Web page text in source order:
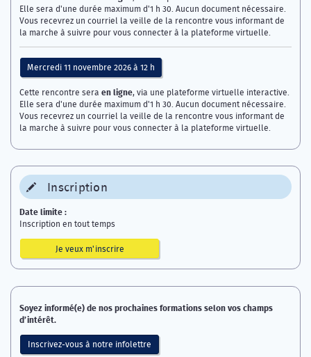
Elle sera d'une durée maximum d'1 h 30. Aucun document nécessaire.
Vous recevrez un courriel la veille de la rencontre vous informant de
la marche à suivre pour vous connecter à la plateforme virtuelle.
Mercredi 11 novembre 2026 à 12 h
Cette rencontre sera en ligne, via une plateforme virtuelle interactive.
Elle sera d'une durée maximum d'1 h 30. Aucun document nécessaire.
Vous recevrez un courriel la veille de la rencontre vous informant de
la marche à suivre pour vous connecter à la plateforme virtuelle.
Inscription
Date limite :
Inscription en tout temps
Je veux m'inscrire
Soyez informé(e) de nos prochaines formations selon vos champs
d’intérêt.
Inscrivez-vous à notre infolettre